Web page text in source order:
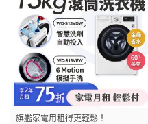
旗艦家電用租得更輕鬆！